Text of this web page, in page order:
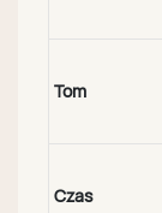
Tom
Czas